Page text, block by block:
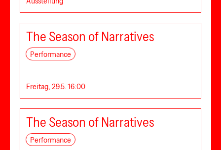
The Season of Narratives
Performance
Freitag, 29.5. 16:00
The Season of Narratives
Performance